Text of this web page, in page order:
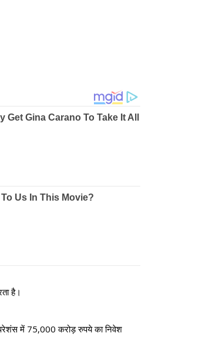
है।
में 75,000 करोड़ रुपये का निवेश